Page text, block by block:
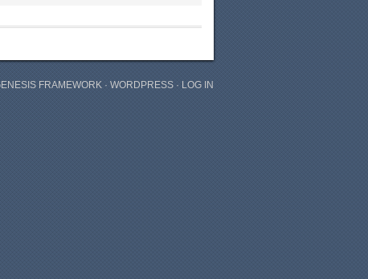
FRAMEWORK ·WORDPRESS ·LOG IN